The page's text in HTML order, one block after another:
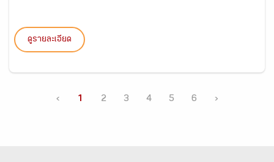
ดูรายละเอียด
‹ 1 2 3 4 5 6 ›